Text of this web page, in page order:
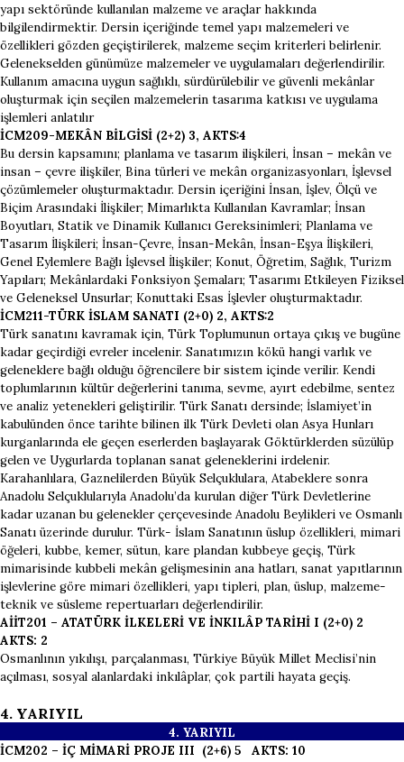
yapı sektöründe kullanılan malzeme ve araçlar hakkında
bilgilendirmektir. Dersin içeriğinde temel yapı malzemeleri ve
özellikleri gözden geçiştirilerek, malzeme seçim kriterleri belirlenir.
Gelenekselden günümüze malzemeler ve uygulamaları değerlendirilir.
Kullanım amacına uygun sağlıklı, sürdürülebilir ve güvenli mekânlar
oluşturmak için seçilen malzemelerin tasarıma katkısı ve uygulama
işlemleri anlatılır
İCM209-MEKÂN BİLGİSİ (2+2) 3, AKTS:4
Bu dersin kapsamını; planlama ve tasarım ilişkileri, İnsan – mekân ve
insan – çevre ilişkiler, Bina türleri ve mekân organizasyonları, İşlevsel
çözümlemeler oluşturmaktadır. Dersin içeriğini İnsan, İşlev, Ölçü ve
Biçim Arasındaki İlişkiler; Mimarlıkta Kullanılan Kavramlar; İnsan
Boyutları, Statik ve Dinamik Kullanıcı Gereksinimleri; Planlama ve
Tasarım İlişkileri; İnsan-Çevre, İnsan-Mekân, İnsan-Eşya İlişkileri,
Genel Eylemlere Bağlı İşlevsel İlişkiler; Konut, Öğretim, Sağlık, Turizm
Yapıları; Mekânlardaki Fonksiyon Şemaları; Tasarımı Etkileyen Fiziksel
ve Geleneksel Unsurlar; Konuttaki Esas İşlevler oluşturmaktadır.
İCM211-TÜRK İSLAM SANATI (2+0) 2, AKTS:2
Türk sanatını kavramak için, Türk Toplumunun ortaya çıkış ve bugüne
kadar geçirdiği evreler incelenir. Sanatımızın kökü hangi varlık ve
geleneklere bağlı olduğu öğrencilere bir sistem içinde verilir. Kendi
toplumlarının kültür değerlerini tanıma, sevme, ayırt edebilme, sentez
ve analiz yetenekleri geliştirilir. Türk Sanatı dersinde; İslamiyet’in
kabulünden önce tarihte bilinen ilk Türk Devleti olan Asya Hunları
kurganlarında ele geçen eserlerden başlayarak Göktürklerden süzülüp
gelen ve Uygurlarda toplanan sanat geleneklerini irdelenir.
Karahanlılara, Gaznelilerden Büyük Selçuklulara, Atabeklere sonra
Anadolu Selçuklularıyla Anadolu’da kurulan diğer Türk Devletlerine
kadar uzanan bu gelenekler çerçevesinde Anadolu Beylikleri ve Osmanlı
Sanatı üzerinde durulur. Türk- İslam Sanatının üslup özellikleri, mimari
öğeleri, kubbe, kemer, sütun, kare plandan kubbeye geçiş, Türk
mimarisinde kubbeli mekân gelişmesinin ana hatları, sanat yapıtlarının
işlevlerine göre mimari özellikleri, yapı tipleri, plan, üslup, malzeme-
teknik ve süsleme repertuarları değerlendirilir.
AİİT201 – ATATÜRK İLKELERİ VE İNKILÂP TARİHİ I (2+0) 2
AKTS: 2
Osmanlının yıkılışı, parçalanması, Türkiye Büyük Millet Meclisi’nin
açılması, sosyal alanlardaki inkılâplar, çok partili hayata geçiş.
4. YARIYIL
4. YARIYIL
İCM202 – İÇ MİMARİ PROJE III (2+6) 5 AKTS: 10